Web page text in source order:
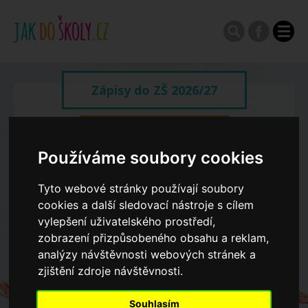
Používáme soubory cookies
Tyto webové stránky používají soubory
cookies a další sledovací nástroje s cílem
vylepšení uživatelského prostředí,
zobrazení přizpůsobeného obsahu a reklam,
analýzy návštěvnosti webových stránek a
zjištění zdroje návštěvnosti.
Souhlasím
Zápisy do ZŠ 2026/27
Spádové oblasti ZŠ
Koncepce školství
Dny otevřených dveří ZŠ